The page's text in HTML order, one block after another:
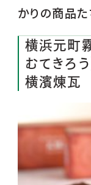
かりの商品た
横浜元町
むてきろう
横濱煉瓦